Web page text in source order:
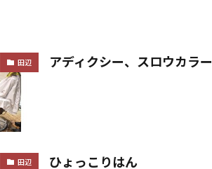
田辺 アディクシー、スロウカラー
田辺 ひょっこりはん